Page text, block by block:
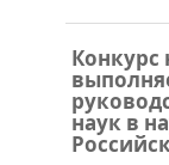
Конкурс
наук в